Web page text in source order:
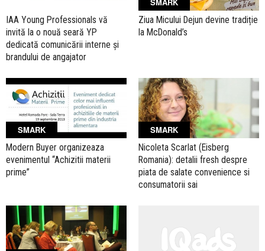
IAA Young Professionals vă
invită la o nouă seară YP
dedicată comunicării interne şi
brandului de angajator
SMARK
Ziua Micului Dejun devine tradiție
la McDonald’s
SMARK
Modern Buyer organizeaza
evenimentul “Achizitii materii
prime”
SMARK
Nicoleta Scarlat (Eisberg
Romania): detalii fresh despre
piata de salate convenience si
consumatorii sai